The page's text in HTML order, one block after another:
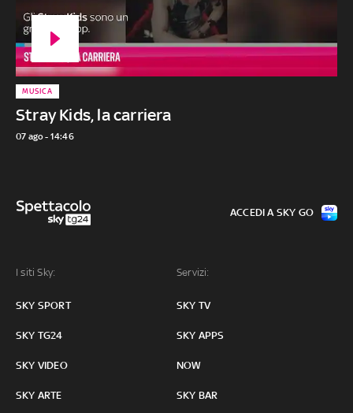
Stray Kids, la carriera
MUSICA
07 ago - 14:46
I siti Sky:
SKY SPORT
SKY TG24
SKY VIDEO
SKY ARTE
Servizi:
SKY TV
SKY APPS
NOW
SKY BAR
ACCEDI A SKY GO